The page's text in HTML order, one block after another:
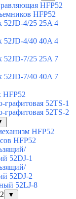
HFP52
HFP52
52JD-4/25 25A 4
52JD-4/40 40A 4
52JD-7/25 25A 7
52JD-7/40 40A 7
HFP52
52TS-1
графитовая 52TS-2
HFP52
HFP52
52DJ-1
52DJ-2
52LJ-8
▼